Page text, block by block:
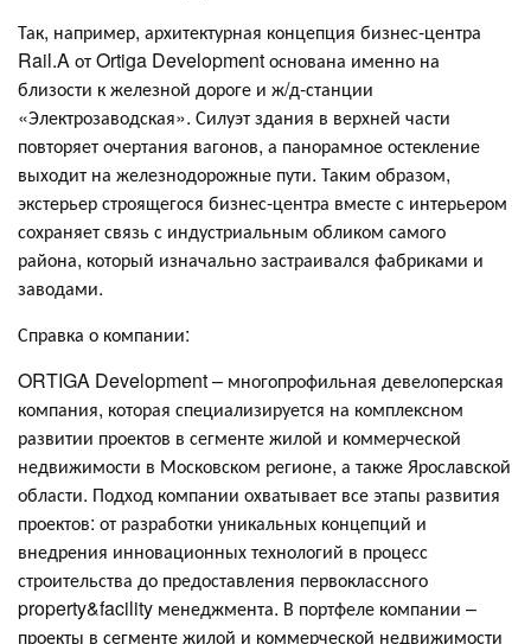
Так, например, архитектурная концепция бизнес-центра
Rail.A от Ortiga Development основана именно на
близости к железной дороге и ж/д-станции
«Электрозаводская». Силуэт здания в верхней части
повторяет очертания вагонов, а панорамное остекление
выходит на железнодорожные пути. Таким образом,
экстерьер строящегося бизнес-центра вместе с интерьером
сохраняет связь с индустриальным обликом самого
района, который изначально застраивался фабриками и
заводами.
Справка о компании:
ORTIGA Development – многопрофильная девелоперская
компания, которая специализируется на комплексном
развитии проектов в сегменте жилой и коммерческой
недвижимости в Московском регионе, а также Ярославской
области. Подход компании охватывает все этапы развития
проектов: от разработки уникальных концепций и
внедрения инновационных технологий в процесс
строительства до предоставления первоклассного
property&facility менеджмента. В портфеле компании –
проекты в сегменте жилой и коммерческой недвижимости